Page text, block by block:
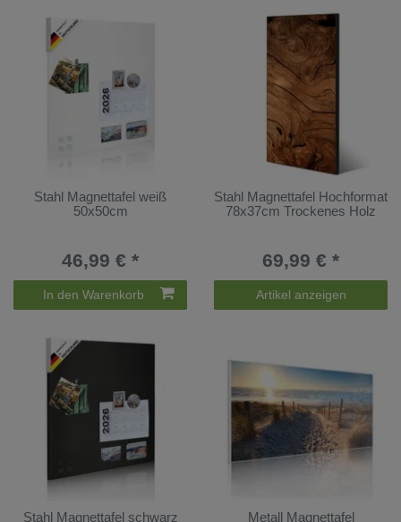
Stahl Magnettafel weiß
50x50cm
46,99 € *
In den Warenkorb
Stahl Magnettafel Hochformat
78x37cm Trockenes Holz
69,99 € *
Artikel anzeigen
Stahl Magnettafel schwarz
Metall Magnettafel